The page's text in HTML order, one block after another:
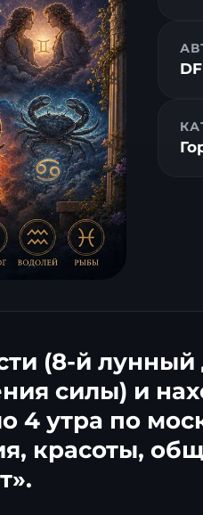
(8-й
силы) и
4 утра по
красоты,